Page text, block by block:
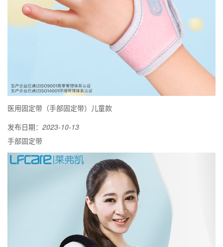
医用固定带（手部固定带）儿童款
发布日期： 2023-10-13
手部固定带